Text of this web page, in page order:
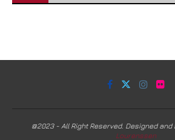
@2023 - All Right Reserved. Designed
Lourenssen